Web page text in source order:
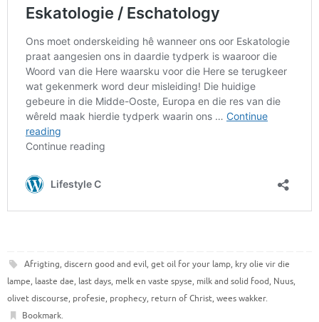
Afrigting, discern good and evil, get oil for your lamp, kry olie vir die
lampe, laaste dae, last days, melk en vaste spyse, milk and solid food, Nuus,
olivet discourse, profesie, prophecy, return of Christ, wees wakker.
Bookmark.